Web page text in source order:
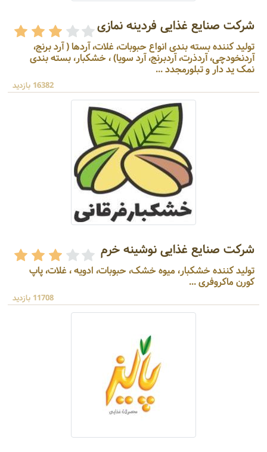
شرکت صنایع غذایی فردینه نمازی
تولید کننده بسته بندی انواع حبوبات، غلات، آردها ( آرد برنج،
آردنخودچی، آردذرت، آردبرنج، آرد سویا) ، خشکبار، بسته بندی
نمک ید دار و تبلورمجدد ...
16382 بازدید
شرکت صنایع غذایی نوشینه خرم
تولید کننده خشکبار، میوه خشک، حبوبات، ادویه ، غلات، پاپ
کورن ماکروفری ...
11708 بازدید